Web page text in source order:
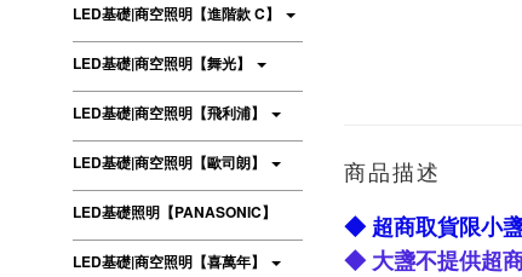
LED基礎|商空照明【進階款 C】
LED基礎|商空照明【舞光】
LED基礎|商空照明【飛利浦】
LED基礎|商空照明【歐司朗】
LED基礎照明【PANASONIC】
LED基礎|商空照明【喜萬年】
商品描述
◆ 超商取貨限小
◆ 大盞不提供超